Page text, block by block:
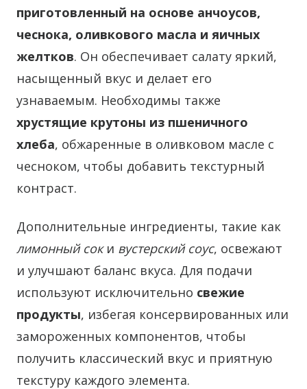
приготовленный на основе анчоусов,
чеснока, оливкового масла и яичных
желтков. Он обеспечивает салату яркий,
насыщенный вкус и делает его
узнаваемым. Необходимы также
хрустящие крутоны из пшеничного
хлеба, обжаренные в оливковом масле с
чесноком, чтобы добавить текстурный
контраст.
Дополнительные ингредиенты, такие как
лимонный соки вустерский соус, освежают
и улучшают баланс вкуса. Для подачи
используют исключительно свежие
продукты, избегая консервированных или
замороженных компонентов, чтобы
получить классический вкус и приятную
текстуру каждого элемента.